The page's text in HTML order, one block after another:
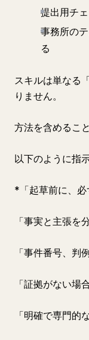
提出用チ
事務所の
る
スキルは単なる
りません。
方法を含めるこ
以下のように指
*「起草前に、必
「事実と主張を
「事件番号、判
「証拠がない場
「明確で専門的